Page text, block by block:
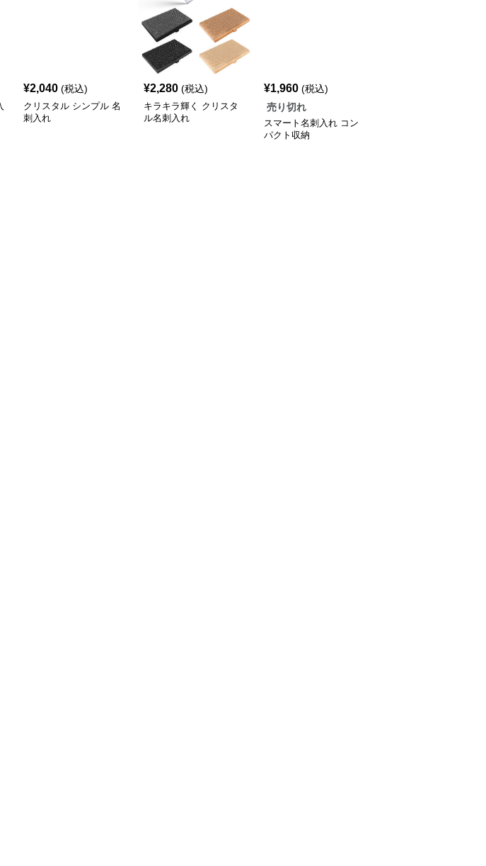
クリスタル シンプル 名
刺入れ
2,280
キラキラ輝く クリスタ
ル名刺入れ
売り切れ
スマート名刺入れ コン
パクト収納